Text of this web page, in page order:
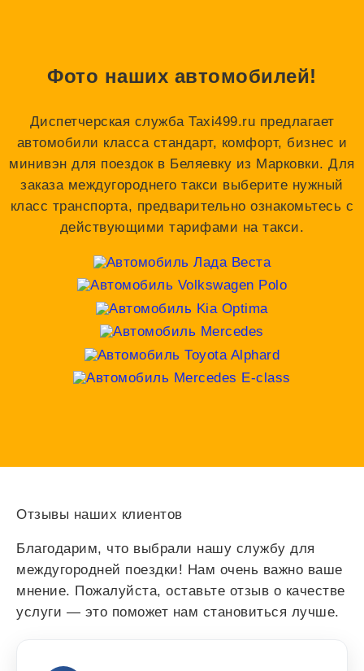
Фото наших автомобилей!
Диспетчерская служба Taxi499.ru предлагает
автомобили класса стандарт, комфорт, бизнес и
минивэн для поездок в Беляевку из Марковки. Для
заказа междугороднего такси выберите нужный
класс транспорта, предварительно ознакомьтесь с
действующими тарифами на такси.
Отзывы наших клиентов
Благодарим, что выбрали нашу службу для
междугородней поездки! Нам очень важно ваше
мнение. Пожалуйста, оставьте отзыв о качестве
услуги — это поможет нам становиться лучше.